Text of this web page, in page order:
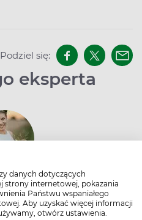
danych dotyczących
strony internetowej, pokazania
Państwu wspaniałego
Aby uzyskać więcej informacji
otwórz ustawienia.
Podziel się:
eksperta
Ośródka
farmacji w aptece